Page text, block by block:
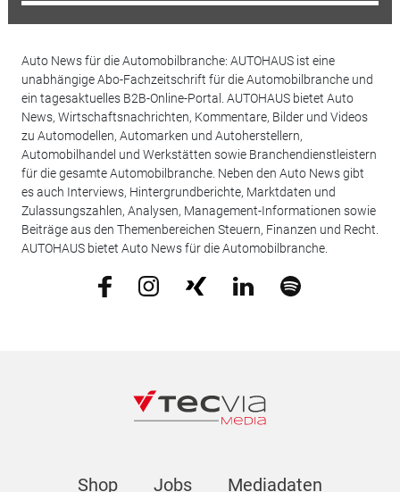
Auto News für die Automobilbranche: AUTOHAUS ist eine
unabhängige Abo-Fachzeitschrift für die Automobilbranche und
ein tagesaktuelles B2B-Online-Portal. AUTOHAUS bietet Auto
News, Wirtschaftsnachrichten, Kommentare, Bilder und Videos
zu Automodellen, Automarken und Autoherstellern,
Automobilhandel und Werkstätten sowie Branchendienstleistern
für die gesamte Automobilbranche. Neben den Auto News gibt
es auch Interviews, Hintergrundberichte, Marktdaten und
Zulassungszahlen, Analysen, Management-Informationen sowie
Beiträge aus den Themenbereichen Steuern, Finanzen und Recht.
AUTOHAUS bietet Auto News für die Automobilbranche.
Shop Jobs Mediadaten